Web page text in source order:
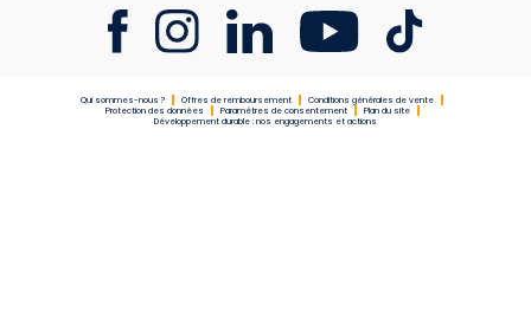
Qui sommes-nous ? Offres de remboursement
Conditions générales de vente
Protection des données
Paramètres de consentement
Plan du site
Développement durable : nos engagements et actions